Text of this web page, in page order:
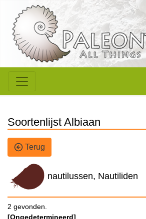
Soortenlijst Albiaan
Terug
nautilussen, Nautiliden
2 gevonden.
[Ongedetermineerd]